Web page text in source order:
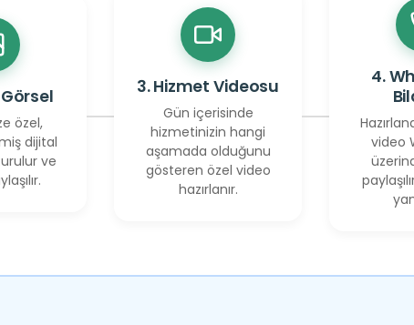
özel,
dijital
ve
3. Hizmet Videosu
Gün içerisinde
hizmetinizin hangi
aşamada olduğunu
gösteren özel video
hazırlanır.
4.
video